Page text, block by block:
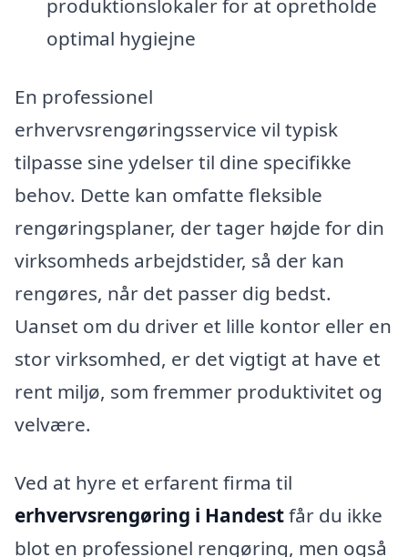
produktionslokaler for at opretholde
optimal hygiejne
En professionel
erhvervsrengøringsservice vil typisk
tilpasse sine ydelser til dine specifikke
behov. Dette kan omfatte fleksible
rengøringsplaner, der tager højde for din
virksomheds arbejdstider, så der kan
rengøres, når det passer dig bedst.
Uanset om du driver et lille kontor eller en
stor virksomhed, er det vigtigt at have et
rent miljø, som fremmer produktivitet og
velvære.
Ved at hyre et erfarent firma til
erhvervsrengøring i Handestfår du ikke
blot en professionel rengøring, men også